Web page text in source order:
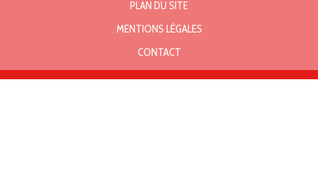
PLAN DU SITE
MENTIONS LÉGALES
CONTACT